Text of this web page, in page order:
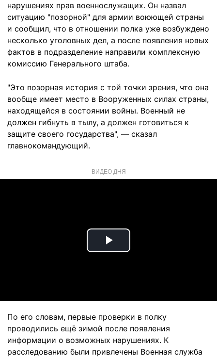
нарушениях прав военнослужащих. Он назвал
ситуацию "позорной" для армии воюющей страны
и сообщил, что в отношении полка уже возбуждено
несколько уголовных дел, а после появления новых
фактов в подразделение направили комплексную
комиссию Генерального штаба.
"Это позорная история с той точки зрения, что она
вообще имеет место в Вооруженных силах страны,
находящейся в состоянии войны. Военный не
должен гибнуть в тылу, а должен готовиться к
защите своего государства", — сказал
главнокомандующий.
ВИДЕО ДНЯ
Play
По его словам, первые проверки в полку
проводились ещё зимой после появления
информации о возможных нарушениях. К
расследованию были привлечены Военная служба